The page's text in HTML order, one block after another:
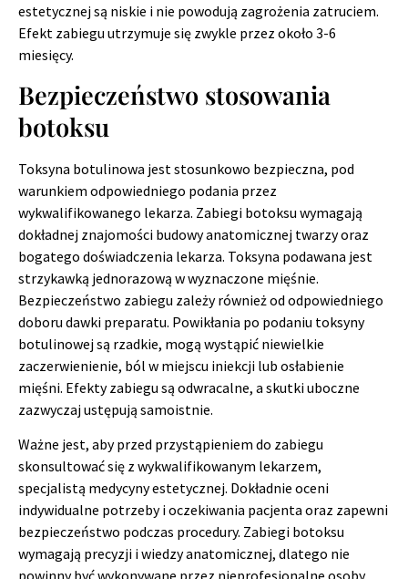
estetycznej są niskie i nie powodują zagrożenia zatruciem.
Efekt zabiegu utrzymuje się zwykle przez około 3-6
miesięcy.
Bezpieczeństwo stosowania
botoksu
Toksyna botulinowa jest stosunkowo bezpieczna, pod
warunkiem odpowiedniego podania przez
wykwalifikowanego lekarza. Zabiegi botoksu wymagają
dokładnej znajomości budowy anatomicznej twarzy oraz
bogatego doświadczenia lekarza. Toksyna podawana jest
strzykawką jednorazową w wyznaczone mięśnie.
Bezpieczeństwo zabiegu zależy również od odpowiedniego
doboru dawki preparatu. Powikłania po podaniu toksyny
botulinowej są rzadkie, mogą wystąpić niewielkie
zaczerwienienie, ból w miejscu iniekcji lub osłabienie
mięśni. Efekty zabiegu są odwracalne, a skutki uboczne
zazwyczaj ustępują samoistnie.
Ważne jest, aby przed przystąpieniem do zabiegu
skonsultować się z wykwalifikowanym lekarzem,
specjalistą medycyny estetycznej. Dokładnie oceni
indywidualne potrzeby i oczekiwania pacjenta oraz zapewni
bezpieczeństwo podczas procedury. Zabiegi botoksu
wymagają precyzji i wiedzy anatomicznej, dlatego nie